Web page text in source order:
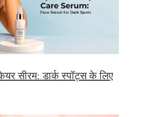
सीरम: डार्क स्पॉट्स के लिए